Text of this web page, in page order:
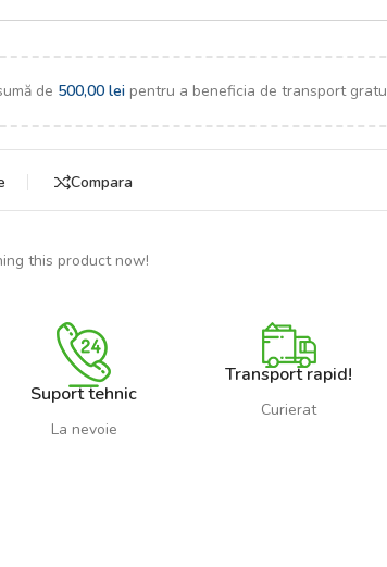
de 500,00 leipentru a beneficia de transport
Compara
this product now!
Suport tehnic
La nevoie
Transport rapid!
Curierat